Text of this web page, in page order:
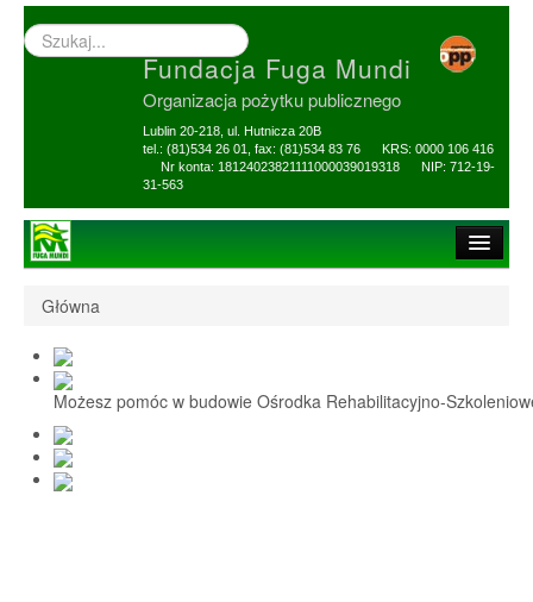
Wyszukiwarka
–
Fundacja Fuga Mundi
Organizacja pożytku publicznego
Lublin 20-218, ul. Hutnicza 20B
tel.: (81)534 26 01, fax: (81)534 83 76 KRS: 0000 106 416
Nr konta: 18124023821111000039019318 NIP: 712-19-
31-563
1,5% i darowizny
Nasi Beneficjenci
Ośrodek Reh-Szkol
Sprawozdania
Główna
Możesz pomóc w budowie Ośrodka Rehabilitacyjno-